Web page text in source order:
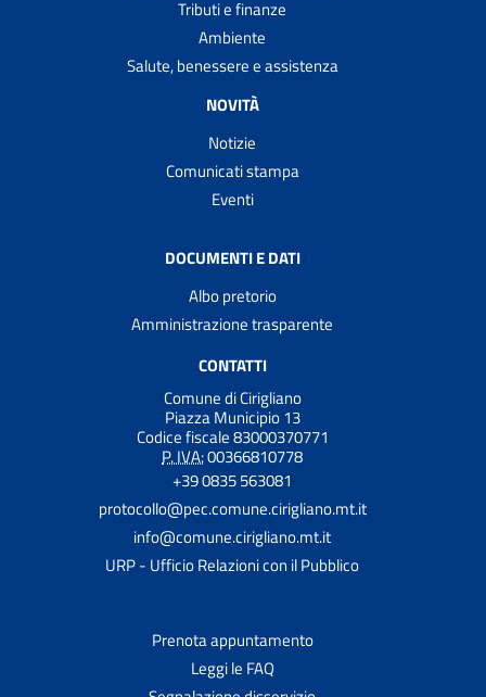
Tributi e finanze
Ambiente
Salute, benessere e assistenza
NOVITÀ
Notizie
Comunicati stampa
Eventi
DOCUMENTI E DATI
Albo pretorio
Amministrazione trasparente
CONTATTI
Comune di Cirigliano
Piazza Municipio 13
Codice fiscale 83000370771
P. IVA:00366810778
+39 0835 563081
protocollo@pec.comune.cirigliano.mt.it
info@comune.cirigliano.mt.it
URP - Ufficio Relazioni con il Pubblico
Prenota appuntamento
Leggi le FAQ